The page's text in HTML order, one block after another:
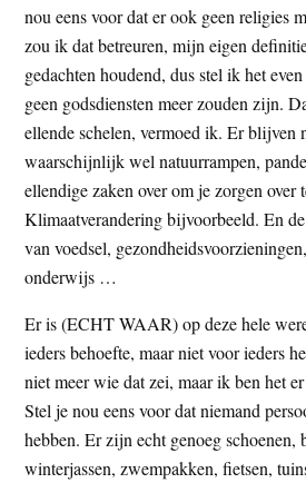
nou eens voor dat er ook geen religies
zou ik dat betreuren, mijn eigen
gedachten houdend, dus stel ik het
geen godsdiensten meer zouden zijn.
ellende schelen, vermoed ik. Er blijven
waarschijnlijk wel natuurrampen,
ellendige zaken over om je zorgen over
Klimaatverandering bijvoorbeeld. En
van voedsel,
onderwijs …
Er is (ECHT WAAR) op deze hele
ieders behoefte, maar niet voor ieders
niet meer wie dat zei, maar ik ben het
Stel je nou eens voor dat niemand
hebben. Er zijn echt genoeg schoenen,
winterjassen, zwempakken, fietsen,